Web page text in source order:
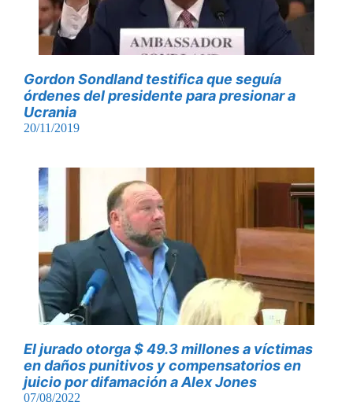
Gordon Sondland testifica que seguía
órdenes del presidente para presionar a
Ucrania
20/11/2019
El jurado otorga $ 49.3 millones a víctimas
en daños punitivos y compensatorios en
juicio por difamación a Alex Jones
07/08/2022